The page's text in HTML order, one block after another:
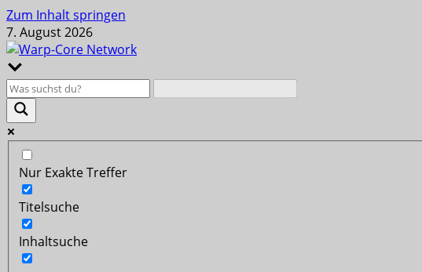
Zum Inhalt springen
7. August 2026
Nur Exakte Treffer
Titelsuche
Inhaltsuche